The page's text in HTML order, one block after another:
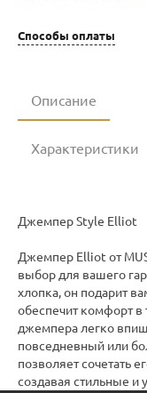
Способы оплаты
Описание
Характеристики
Джемпер Style Elliot
Джемпер Elliot от
выбор для вашего
хлопка, он подарит
обеспечит комфорт в
джемпера легко
повседневный или
позволяет сочетать
создавая стильные и